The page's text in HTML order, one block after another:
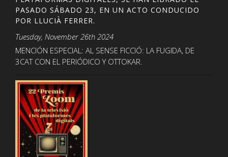
PASADO SÁBADO 23, EN UN ACTO CONDUCIDO
POR LLUCIÀ FERRER.
Tuesday, November 26th 2024
MENCIÓN ESPECIAL: AL SENSE FICCIÓ: LA FUGIDA, DE
3CAT CON EL PERIÓDICO Y OTTOKAR.